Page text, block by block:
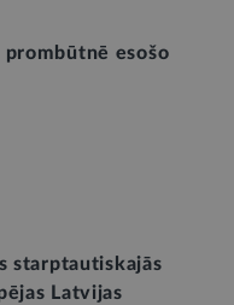
esošo
starptautiskajās
Latvijas